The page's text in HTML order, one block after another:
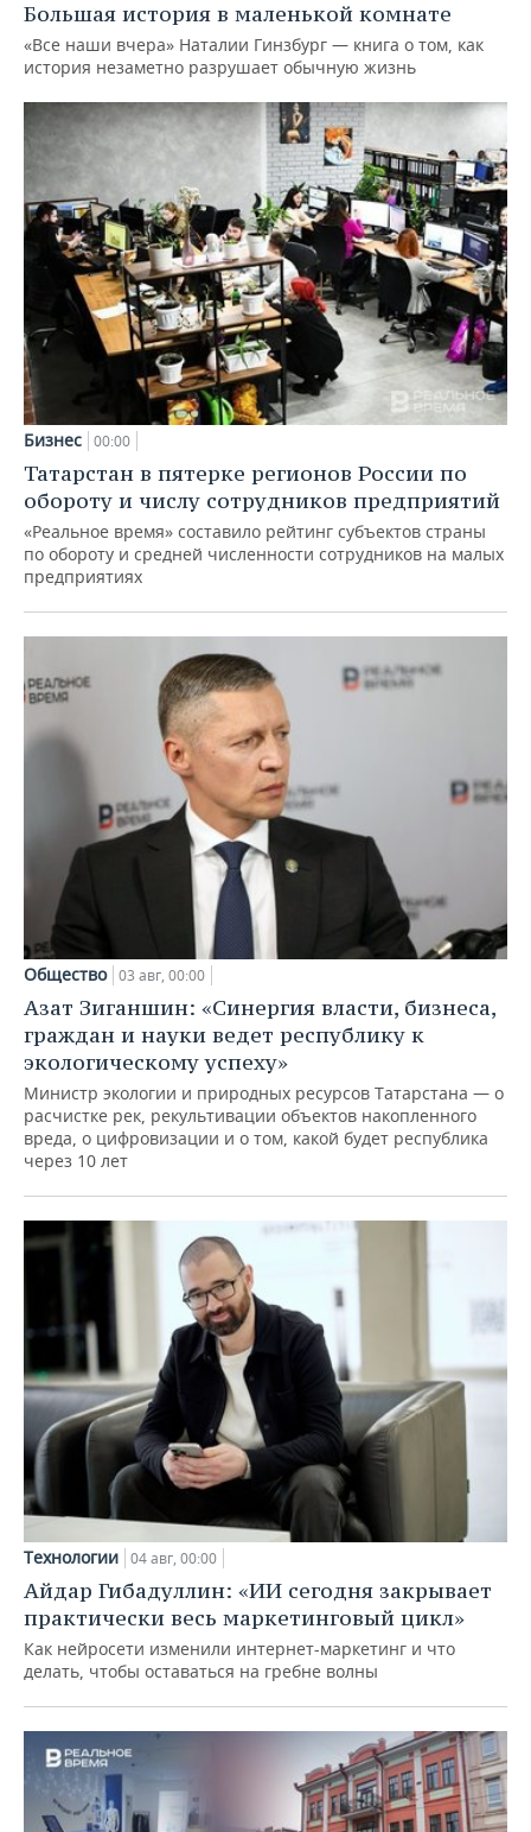
Большая история в маленькой комнате
«Все наши вчера» Наталии Гинзбург — книга о том, как
история незаметно разрушает обычную жизнь
Бизнес 00:00
Татарстан в пятерке регионов России по
обороту и числу сотрудников предприятий
«Реальное время» составило рейтинг субъектов страны
по обороту и средней численности сотрудников на малых
предприятиях
Общество 03 авг, 00:00
Азат Зиганшин: «Синергия власти, бизнеса,
граждан и науки ведет республику к
экологическому успеху»
Министр экологии и природных ресурсов Татарстана — о
расчистке рек, рекультивации объектов накопленного
вреда, о цифровизации и о том, какой будет республика
через 10 лет
Технологии 04 авг, 00:00
Айдар Гибадуллин: «ИИ сегодня закрывает
практически весь маркетинговый цикл»
Как нейросети изменили интернет-маркетинг и что
делать, чтобы оставаться на гребне волны